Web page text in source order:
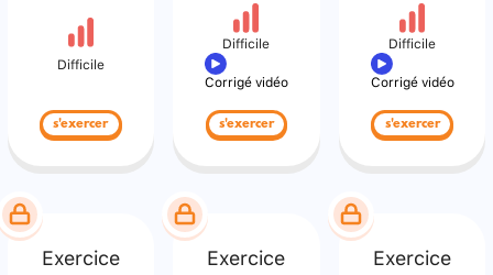
Difficile
s'exercer
Difficile
Corrigé vidéo
s'exercer
Difficile
Corrigé vidéo
s'exercer
Exercice Exercice Exercice